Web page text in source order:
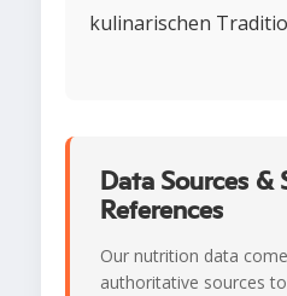
kulinarischen
Data Sources &
References
Our nutrition data
authoritative sources